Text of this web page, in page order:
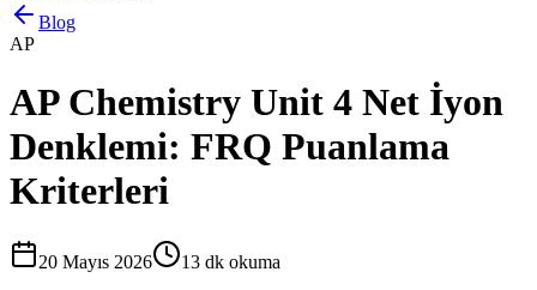
Blog
AP
AP Chemistry Unit 4 Net İyon
Denklemi: FRQ Puanlama
Kriterleri
20 Mayıs 2026 13 dk okuma